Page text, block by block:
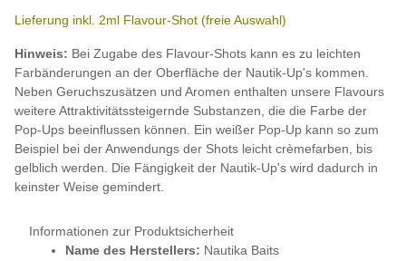
Lieferung inkl. 2ml Flavour-Shot (freie Auswahl)
Hinweis: Bei Zugabe des Flavour-Shots kann es zu leichten
Farbänderungen an der Oberfläche der Nautik-Up's kommen.
Neben Geruchszusätzen und Aromen enthalten unsere Flavours
weitere Attraktivitätssteigernde Substanzen, die die Farbe der
Pop-Ups beeinflussen können. Ein weißer Pop-Up kann so zum
Beispiel bei der Anwendungs der Shots leicht crèmefarben, bis
gelblich werden. Die Fängigkeit der Nautik-Up's wird dadurch in
keinster Weise gemindert.
Informationen zur Produktsicherheit
Name des Herstellers: Nautika Baits